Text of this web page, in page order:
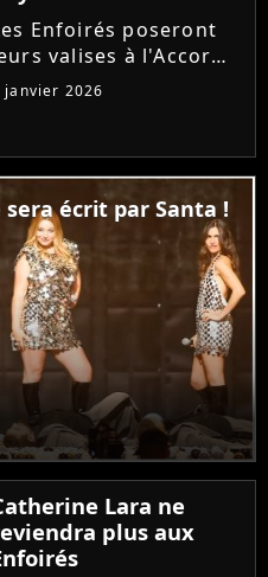
Enfoirés poseront
valises à l'Accor
de Paris du 13 au
19 janvier prochain
Alors que
et Helena de la
Ac" rejoignent la
troupe,...
janvier 2026
sera écrit par Santa !
Lara ne
plus aux